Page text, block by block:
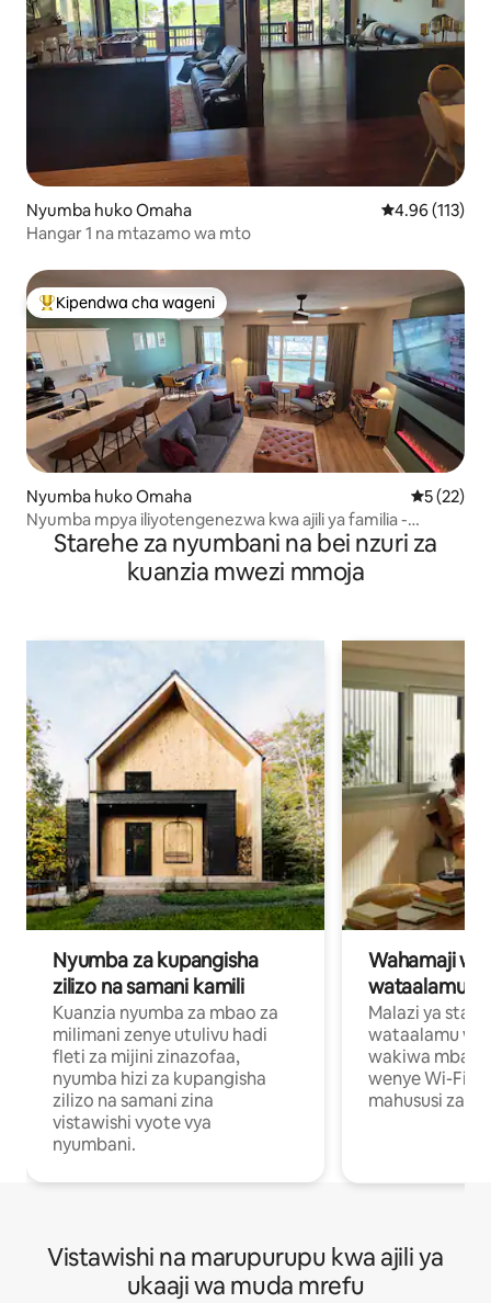
Nyumba huko Omaha Ukadiriaji wa
4.96 (113)
Hangar 1 na mtazamo wa mto
Kipendwa maarufu cha wageni
Kipendwa cha wageni
Nyumba huko Omaha Ukadiriaji
5 (22)
Nyumba mpya iliyotengenezwa kwa ajili ya familia -
Mapumziko ya Utulivu
Starehe za nyumbani na bei nzuri za
kuanzia mwezi mmoja
Nyumba za kupangisha
zilizo na samani kamili
Kuanzia nyumba za mbao za
milimani zenye utulivu hadi
fleti za mijini zinazofaa,
nyumba hizi za kupangisha
zilizo na samani zina
vistawishi vyote vya
nyumbani.
Wahamaji
wataalamu
Malazi ya
wataalamu
wakiwa mbali
wenye Wi-Fi
mahususi za
Vistawishi na marupurupu kwa ajili ya
ukaaji wa muda mrefu